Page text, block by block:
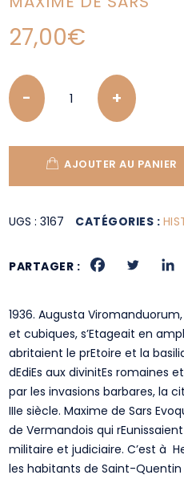
27,00€
Quantity
AJOUTER AU PANIER
UGS :3167 CATÉGORIES :
PARTAGER :
1936. Augusta
et cubiques, s’Etageait en
abritaient le prEtoire et la
dEdiEs aux divinitEs romaines
par les invasions barbares, la
IIIe siècle. Maxime de Sars
de Vermandois qui
militaire et judiciaire. C’est à
les habitants de Saint-